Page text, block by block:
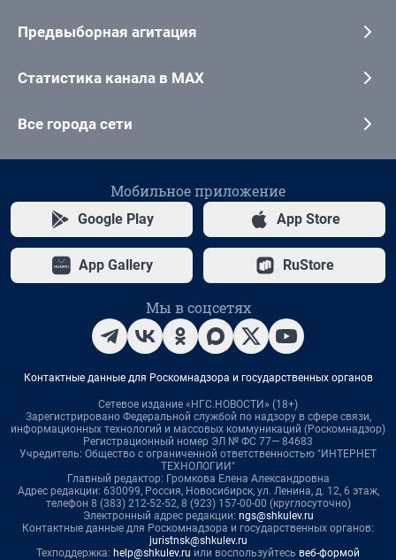
Предвыборная агитация
Статистика канала в MAX
Все города сети
Мобильное приложение
Google Play App Store
App Gallery RuStore
Мы в соцсетях
Контактные данные для Роскомнадзора и государственных органов
Сетевое издание «НГС.НОВОСТИ» (18+)
Зарегистрировано Федеральной службой по надзору в сфере связи,
информационных технологий и массовых коммуникаций (Роскомнадзор)
Регистрационный номер ЭЛ № ФС 77— 84683
Учредитель: Общество с ограниченной ответственностью "ИНТЕРНЕТ
ТЕХНОЛОГИИ"
Главный редактор: Громкова Елена Александровна
Адрес редакции: 630099, Россия, Новосибирск, ул. Ленина, д. 12, 6 этаж,
телефон 8 (383) 212-52-52, 8 (923) 157-00-00 (круглосуточно)
Электронный адрес редакции: ngs@shkulev.ru
Контактные данные для Роскомнадзора и государственных органов:
juristnsk@shkulev.ru
Техподдержка: help@shkulev.ru или воспользуйтесь веб-формой